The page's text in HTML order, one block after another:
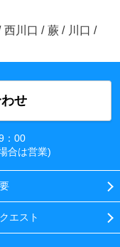
西川口 / 蕨 / 川口 /
せ
：00
合は営業)
エスト